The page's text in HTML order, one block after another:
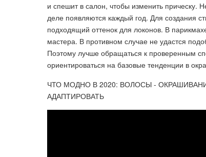
и спешит в салон, чтобы изменить прическу.
деле появляются каждый год. Для создания
подходящий оттенок для локонов. В
мастера. В противном случае не удастся
Поэтому лучше обращаться к проверенным
ориентироваться на базовые тенденции в
ЧТО МОДНО В 2020: ВОЛОСЫ -
АДАПТИРОВАТЬ